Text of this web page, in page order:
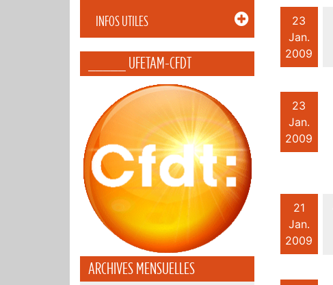
INFOS UTILES
_____ UFETAM-CFDT
ARCHIVES MENSUELLES
23
Jan.
2009
23
Jan.
2009
21
Jan.
2009